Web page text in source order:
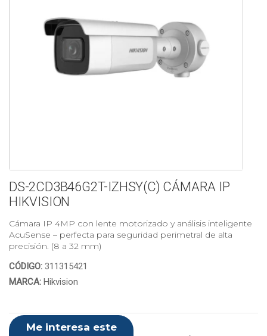
DS-2CD3B46G2T-IZHSY(C) CÁMARA IP
HIKVISION
Cámara IP 4MP con lente motorizado y análisis inteligente
AcuSense – perfecta para seguridad perimetral de alta
precisión. (8 a 32 mm)
CÓDIGO: 311315421
MARCA: Hikvision
Me interesa este